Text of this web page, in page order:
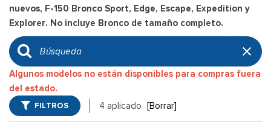
nuevos, F-150 Bronco Sport, Edge, Escape, Expedition y
Explorer. No incluye Bronco de tamaño completo.
Algunos modelos no están disponibles para compras fuera
del estado.
FILTROS 4 aplicado [Borrar]